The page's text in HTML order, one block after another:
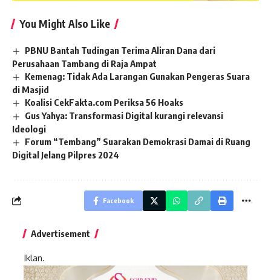
You Might Also Like
PBNU Bantah Tudingan Terima Aliran Dana dari
Perusahaan Tambang di Raja Ampat
Kemenag: Tidak Ada Larangan Gunakan Pengeras Suara
di Masjid
Koalisi CekFakta.com Periksa 56 Hoaks
Gus Yahya: Transformasi Digital kurangi relevansi
Ideologi
Forum “Tembang” Suarakan Demokrasi Damai di Ruang
Digital Jelang Pilpres 2024
Facebook
Advertisement
Iklan.